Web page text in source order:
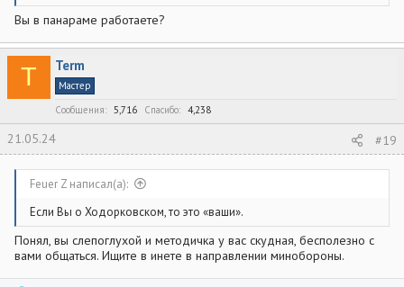
Вы в панараме работаете?
T Term
Мастер
Сообщения
5,716 Спасибо 4,238
21.05.24 #19
Feuer Z написал(а):
Если Вы о Ходорковском, то это «ваши».
Понял, вы слепоглухой и методичка у вас скудная, бесполезно с
вами общаться. Ищите в инете в направлении минобороны.